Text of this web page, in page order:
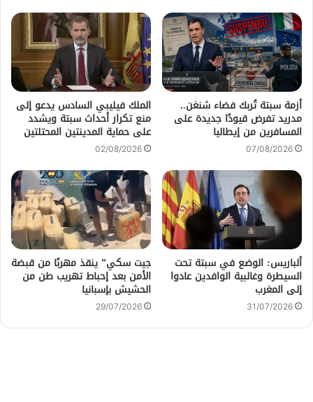
أزمة سبتة تُربك فضاء شنغن..
مدريد تفرض قيودًا جديدة على
المسافرين من إيطاليا
07/08/2026
الملك فيليبي السادس يدعو إلى
منع تكرار أحداث سبتة ويشدد
على حماية المدينتين المحتلتين
02/08/2026
ألباريس: الوضع في سبتة تحت
السيطرة وغالبية الوافدين عادوا
إلى المغرب
31/07/2026
جيت سكي” ينقذ مهربًا من قبضة
الأمن بعد إحباط تهريب طن من
الحشيش بإسبانيا
29/07/2026